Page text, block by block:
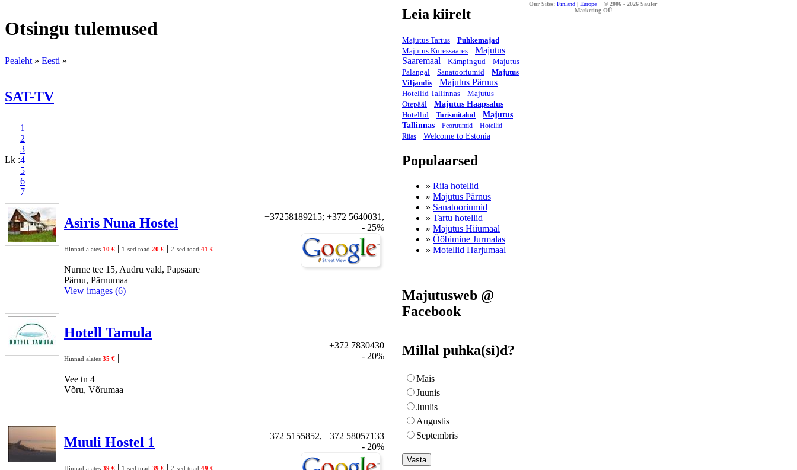
Otsingu tulemused
Pealeht » Eesti »
SAT-TV
Lk :
1
2
3
4
5
6
7
Asiris Nuna Hostel
Hinnad alates 10 € | 1-sed toad 20 € | 2-sed toad 41 €
Nurme tee 15, Audru vald, Papsaare
Pärnu, Pärnumaa
+37258189215; +372 5640031,
- 25%
View images (6)
Hotell Tamula
Hinnad alates 35 € |
Vee tn 4
Võru, Võrumaa
+372 7830430
- 20%
Muuli Hostel 1
Hinnad alates 39 € | 1-sed toad 39 € | 2-sed toad 49 €
+372 5155852, +372 58057133
- 20%
Leia kiirelt
Majutus Tartus
Puhkemajad
Majutus Kuressaares
Majutus
Saaremaal
Kämpingud
Majutus
Palangal
Sanatooriumid
Majutus
Viljandis
Majutus Pärnus
Hotellid Tallinnas
Majutus
Otepääl
Majutus Haapsalus
Hotellid
Turismitalud
Majutus
Tallinnas
Peoruumid
Hotellid
Riias
Welcome to Estonia
Populaarsed
» Riia hotellid
» Majutus Pärnus
» Sanatooriumid
» Tartu hotellid
» Majutus Hiiumaal
» Ööbimine Jurmalas
» Motellid Harjumaal
Majutusweb @
Facebook
Millal puhka(si)d?
Mais
Juunis
Juulis
Augustis
Septembris
Our Sites: Finland | Europe
© 2006 - 2026 Sauler
Marketing OÜ